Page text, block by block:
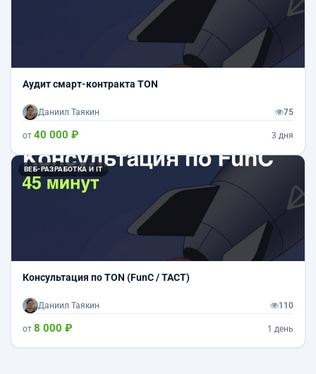
Аудит смарт-контракта TON
Даниил Таякин 75
от 40 000 ₽ 3 дня
ВЕБ-РАЗРАБОТКА И IT
Консультация по TON (FunC / TACT)
Даниил Таякин 110
от 8 000 ₽ 1 день